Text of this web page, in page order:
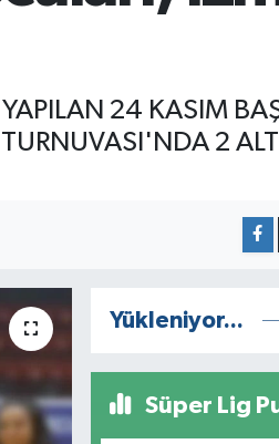
24 KASIM
TURNUVASI'NDA 2
Yükleniyor...
Süper Lig